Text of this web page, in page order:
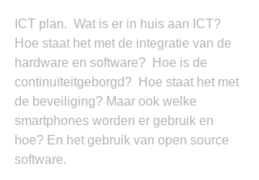
ICT plan.  Wat is er in huis aan ICT?
Hoe staat het met de integratie van de
hardware en software?  Hoe is de
continuïteitgeborgd?  Hoe staat het met
de beveiliging? Maar ook welke
smartphones worden er gebruik en
hoe? En het gebruik van open source
software.